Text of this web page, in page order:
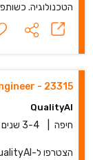
הטכנולוגיה.
23315 - Manual QA Engineer
QualityAI
חיפה 3-4 שנים